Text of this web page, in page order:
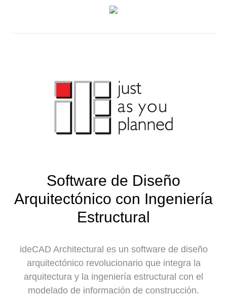
Software de Diseño
Arquitectónico con Ingeniería
Estructural
ideCAD Architectural es un software de diseño
arquitectónico revolucionario que integra la
arquitectura y la ingeniería estructural con el
modelado de información de construcción.